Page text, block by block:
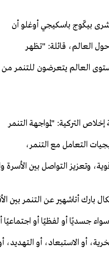
بيكّوج باسكيجي أوغلو أن
العالم، قائلة: "تظهر
العالم يتعرضون للتنمر من
التركية: "لمواجهة التنمر
التعامل مع التنمر،
وتعزيز التواصل بين الأسرة
أتاشهير عن التنمر بين
جسديًا أو لفظيًا أو
أو الاستبعاد، أو التهديد،